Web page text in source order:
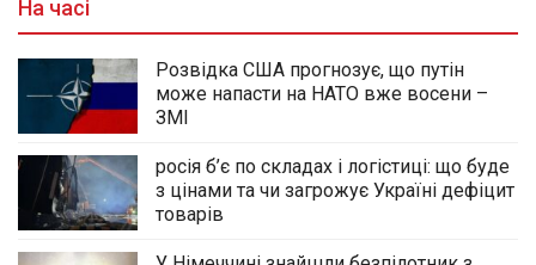
На часі
Розвідка США прогнозує, що путін
може напасти на НАТО вже восени –
ЗМІ
росія б’є по складах і логістиці: що буде
з цінами та чи загрожує Україні дефіцит
товарів